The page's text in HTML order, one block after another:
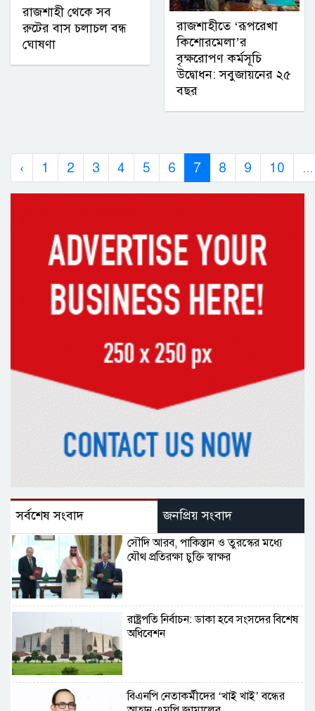
রাজশাহী থেকে সব
রুটের বাস চলাচল বন্ধ
ঘোষণা
রাজশাহীতে ‘রূপরেখা
কিশোরমেলা’র
বৃক্ষরোপণ কর্মসূচি
উদ্বোধন: সবুজায়নের ২৫
বছর
‹ 1 2 3 4 5 6 7 8 9 10 ...
সর্বশেষ সংবাদ জনপ্রিয় সংবাদ
সৌদি আরব, পাকিস্তান ও তুরস্কের মধ্যে
যৌথ প্রতিরক্ষা চুক্তি স্বাক্ষর
রাষ্ট্রপতি নির্বাচন: ডাকা হবে সংসদের বিশেষ
অধিবেশন
বিএনপি নেতাকর্মীদের ‘খাই খাই’ বন্ধের